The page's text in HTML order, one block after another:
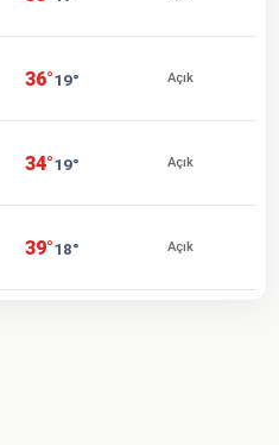
36°19° Açık
34°19° Açık
39°18° Açık